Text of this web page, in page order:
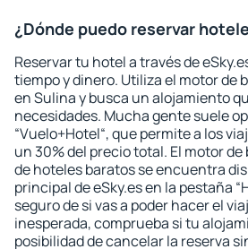
¿Dónde puedo reservar
Reservar tu hotel a través de
tiempo y dinero. Utiliza el motor de
en Sulina y busca un alojamiento
necesidades. Mucha gente suele
“Vuelo+Hotel“, que permite a los
un 30% del precio total. El motor
de hoteles baratos se encuentra
principal de eSky.es en la pestaña
seguro de si vas a poder hacer el
inesperada, comprueba si tu
posibilidad de cancelar la reserva